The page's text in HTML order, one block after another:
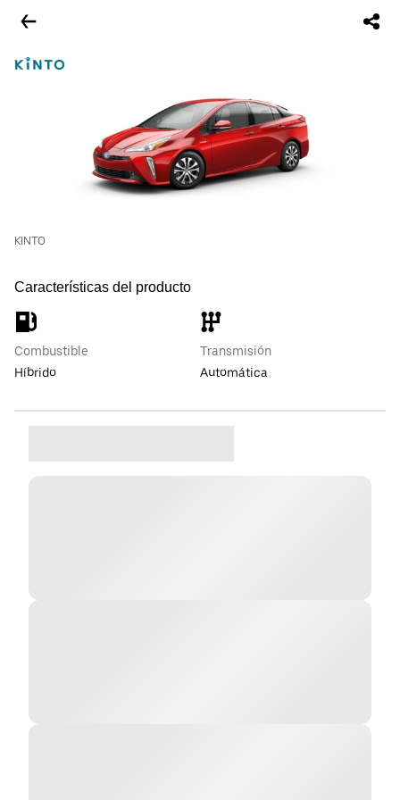
KINTO
Características del producto
Combustible
Híbrido
Transmisión
Automática